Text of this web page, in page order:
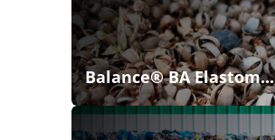
Balance® BA Elastom...